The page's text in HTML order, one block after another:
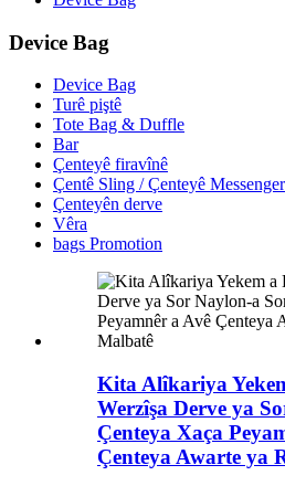
Device Bag
Device Bag
Turê piştê
Tote Bag & Duffle
Bar
Çenteyê firavînê
Çentê Sling / Çenteyê Messenger
Çenteyên derve
Vêra
bags Promotion
Kita Alîkariya
Werzîşa Derve ya
Çenteya Xaça
Çenteya Awarte ya